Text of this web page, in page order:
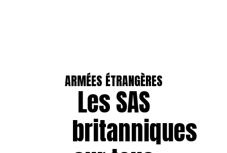
ARMÉES ÉTRANGÈRES
Les SAS
britanniques